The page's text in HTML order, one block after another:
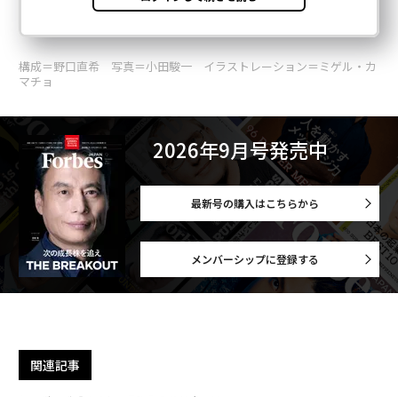
構成＝野口直希 写真＝小田駿一 イラストレーション＝ミゲル・カ
マチョ
2026年9月号発売中
最新号の購入はこちらから
メンバーシップに登録する
関連記事